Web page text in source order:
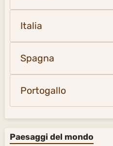
Italia
Spagna
Portogallo
Paesaggi del mondo